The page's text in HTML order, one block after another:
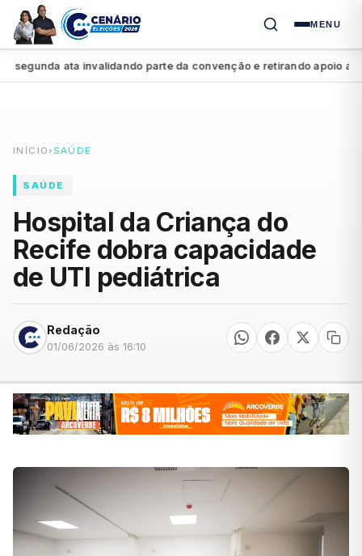
MENU
ata invalidando parte da convenção e retirando apoio a
INÍCIO ›SAÚDE
SAÚDE
Hospital da Criança do
Recife dobra capacidade
de UTI pediátrica
Redação
01/06/2026 às 16:10